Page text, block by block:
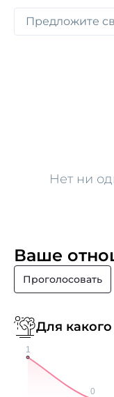
свежести и
Нет ни
Ваше
Проголосовать
Для